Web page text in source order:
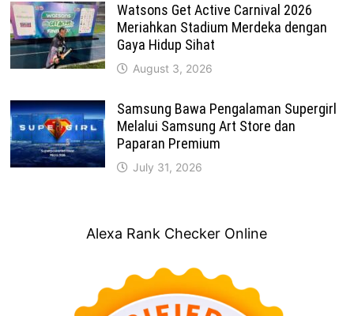
Watsons Get Active Carnival 2026
Meriahkan Stadium Merdeka dengan
Gaya Hidup Sihat
August 3, 2026
Samsung Bawa Pengalaman Supergirl
Melalui Samsung Art Store dan
Paparan Premium
July 31, 2026
Alexa Rank Checker Online